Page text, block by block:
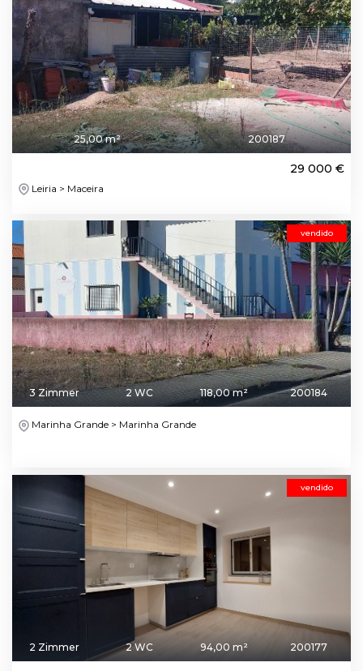
25,00 m² 200187
29 000 €
Leiria > Maceira
vendido
3 Zimmer 2 WC 118,00 m² 200184
Marinha Grande > Marinha Grande
vendido
2 Zimmer 2 WC 94,00 m² 200177